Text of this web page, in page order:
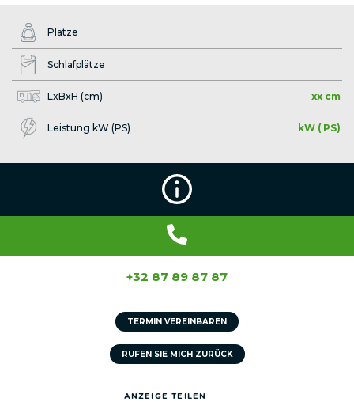
Plätze
Schlafplätze
LxBxH (cm) xx cm
Leistung kW (PS) kW ( PS)
+32 87 89 87 87
TERMIN VEREINBAREN
RUFEN SIE MICH ZURÜCK
ANZEIGE TEILEN​